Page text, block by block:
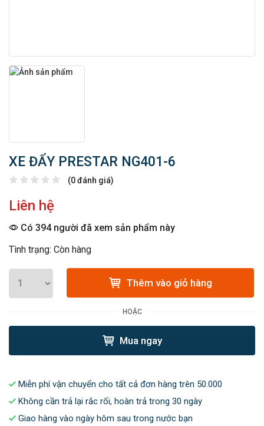
XE ĐẨY PRESTAR NG401-6
(0 đánh giá)
Liên hệ
Có 394 người đã xem sản phẩm này
Tình trạng: Còn hàng
Thêm vào giỏ hàng
HOẶC
Mua ngay
Miễn phí vận chuyển cho tất cả đơn hàng trên 50.000
Không cần trả lại rắc rối, hoàn trả trong 30 ngày
Giao hàng vào ngày hôm sau trong nước bạn